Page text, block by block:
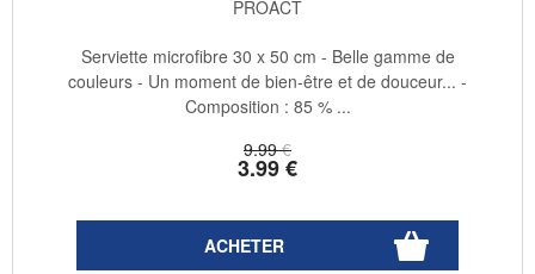
PROACT
9.99 €
3.99€
Serviette microfibre 30 x 50 cm - Belle gamme de
couleurs - Un moment de bien-être et de douceur... -
Composition : 85 % ...